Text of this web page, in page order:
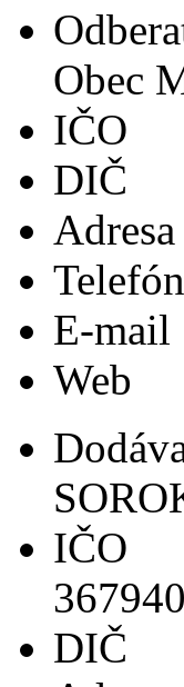
Obec
IČO
DIČ
Adresa
Telefón
E-mail
Web
IČO
DIČ